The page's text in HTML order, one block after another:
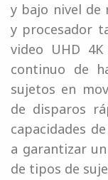
y bajo nivel de
y procesador
video UHD
continuo de
sujetos en
de disparos
capacidades
a garantizar
de tipos de